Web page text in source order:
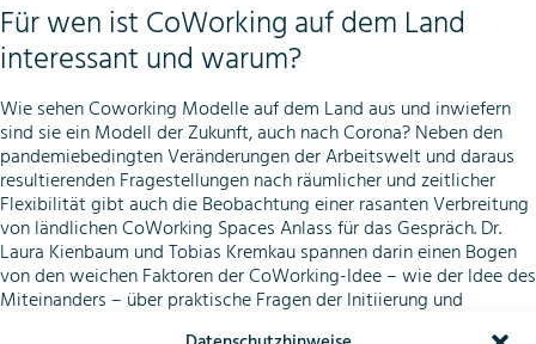
Für wen ist CoWorking auf dem Land
interessant und warum?
Wie sehen Coworking Modelle auf dem Land aus und inwiefern
sind sie ein Modell der Zukunft, auch nach Corona? Neben den
pandemiebedingten Veränderungen der Arbeitswelt und daraus
resultierenden Fragestellungen nach räumlicher und zeitlicher
Flexibilität gibt auch die Beobachtung einer rasanten Verbreitung
von ländlichen CoWorking Spaces Anlass für das Gespräch. Dr.
Laura Kienbaum und Tobias Kremkau spannen darin einen Bogen
von den weichen Faktoren der CoWorking-Idee – wie der Idee des
Miteinanders – über praktische Fragen der Initiierung und